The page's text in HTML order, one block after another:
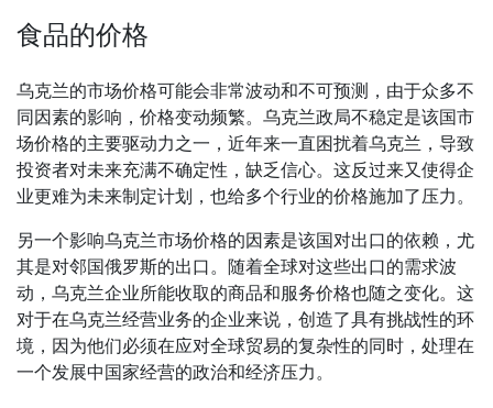
食品的价格
乌克兰的市场价格可能会非常波动和不可预测，由于众多不
同因素的影响，价格变动频繁。乌克兰政局不稳定是该国市
场价格的主要驱动力之一，近年来一直困扰着乌克兰，导致
投资者对未来充满不确定性，缺乏信心。这反过来又使得企
业更难为未来制定计划，也给多个行业的价格施加了压力。
另一个影响乌克兰市场价格的因素是该国对出口的依赖，尤
其是对邻国俄罗斯的出口。随着全球对这些出口的需求波
动，乌克兰企业所能收取的商品和服务价格也随之变化。这
对于在乌克兰经营业务的企业来说，创造了具有挑战性的环
境，因为他们必须在应对全球贸易的复杂性的同时，处理在
一个发展中国家经营的政治和经济压力。